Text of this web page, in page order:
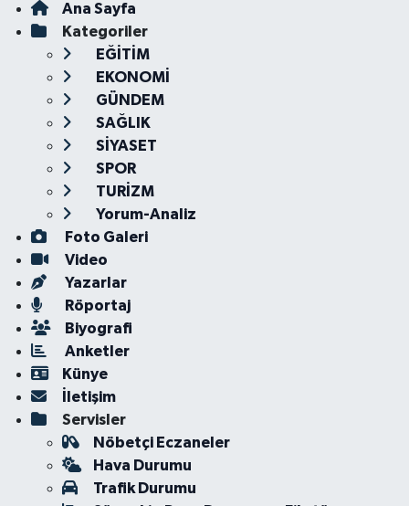
Ana Sayfa
Kategoriler
EĞİTİM
EKONOMİ
GÜNDEM
SAĞLIK
SİYASET
SPOR
TURİZM
Yorum-Analiz
Foto Galeri
Video
Yazarlar
Röportaj
Biyografi
Anketler
Künye
İletişim
Servisler
Nöbetçi Eczaneler
Hava Durumu
Trafik Durumu